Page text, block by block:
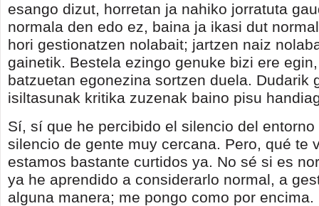
esango dizut, horretan ja nahiko jorratuta
normala den edo ez, baina ja ikasi dut
hori gestionatzen nolabait; jartzen naiz
gainetik. Bestela ezingo genuke bizi ere
batzuetan egonezina sortzen duela. Dudarik
isiltasunak kritika zuzenak baino pisu
Sí, sí que he percibido el silencio del
silencio de gente muy cercana. Pero, qué te
estamos bastante curtidos ya. No sé si es
ya he aprendido a considerarlo normal, a
alguna manera; me pongo como por encima.